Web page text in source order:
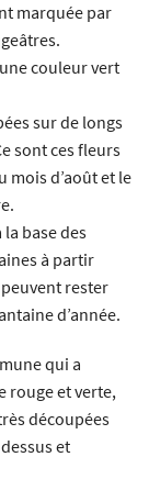
marquée par
couleur vert
sur de longs
sont ces fleurs
d’août et le
base des
à partir
rester
d’année.
qui a
rouge et verte,
découpées
et